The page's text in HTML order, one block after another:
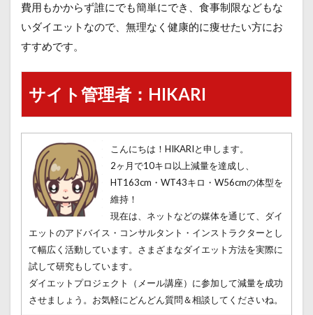
費用もかからず誰にでも簡単にでき、食事制限などもな
いダイエットなので、無理なく健康的に痩せたい方にお
すすめです。
サイト管理者：HIKARI
こんにちは！HIKARIと申します。
2ヶ月で10キロ以上減量を達成し、
HT163cm・WT43キロ・W56cmの体型を
維持！
現在は、ネットなどの媒体を通じて、ダイ
エットのアドバイス・コンサルタント・インストラクターとし
て幅広く活動しています。さまざまなダイエット方法を実際に
試して研究もしています。
ダイエットプロジェクト（メール講座）に参加して減量を成功
させましょう。お気軽にどんどん質問＆相談してくださいね。